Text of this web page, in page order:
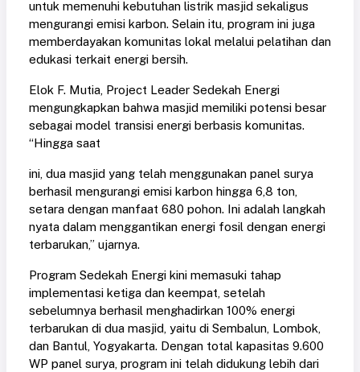
untuk memenuhi kebutuhan listrik masjid sekaligus
mengurangi emisi karbon. Selain itu, program ini juga
memberdayakan komunitas lokal melalui pelatihan dan
edukasi terkait energi bersih.
Elok F. Mutia, Project Leader Sedekah Energi
mengungkapkan bahwa masjid memiliki potensi besar
sebagai model transisi energi berbasis komunitas.
“Hingga saat
ini, dua masjid yang telah menggunakan panel surya
berhasil mengurangi emisi karbon hingga 6,8 ton,
setara dengan manfaat 680 pohon. Ini adalah langkah
nyata dalam menggantikan energi fosil dengan energi
terbarukan,” ujarnya.
Program Sedekah Energi kini memasuki tahap
implementasi ketiga dan keempat, setelah
sebelumnya berhasil menghadirkan 100% energi
terbarukan di dua masjid, yaitu di Sembalun, Lombok,
dan Bantul, Yogyakarta. Dengan total kapasitas 9.600
WP panel surya, program ini telah didukung lebih dari